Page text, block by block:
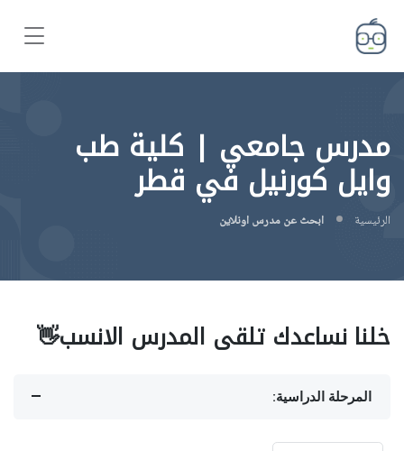
مدرس جامعي | كلية طب
وايل كورنيل في قطر
الرئيسية ابحث عن مدرس اونلاين
خلنا نساعدك تلقى المدرس الانسب👋
المرحلة الدراسية: